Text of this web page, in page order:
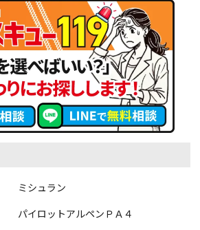
ミシュラン
パイロットアルペンＰＡ４